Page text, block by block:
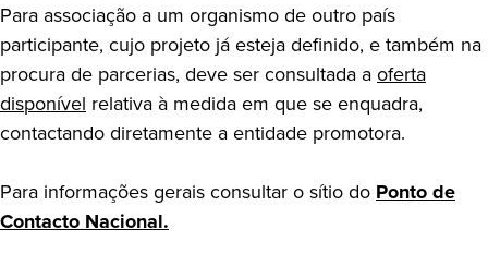
Para associação a um organismo de outro país
participante, cujo projeto já esteja definido, e também na
procura de parcerias, deve ser consultada aoferta
disponível relativa à medida em que se enquadra,
contactando diretamente a entidade promotora.
Para informações gerais consultar o sítio doPonto de
Contacto Nacional.